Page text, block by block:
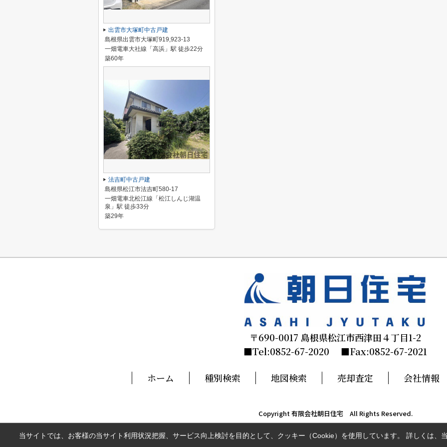
出雲市大塚町中古戸建
島根県出雲市大塚町919,923-13
一畑電車大社線「高浜」駅 徒歩22分
築60年
法吉町中古戸建
島根県松江市法吉町580-17
一畑電車北松江線「松江しんじ湖温
泉」駅 徒歩33分
築29年
〒690-0017 島根県松江市西津田４丁目1-2
■Tel:0852-67-2020 ■Fax:0852-67-2021
ホーム 種別検索 地図検索 売却査定 会社情報
Copyright 有限会社朝日住宅 All Rights Reserved.
当サイトでは、お客様の当サイト利用状況把握、サービス向上検討を目的として、クッキー（Cookie）を使用しています。 詳しくは、